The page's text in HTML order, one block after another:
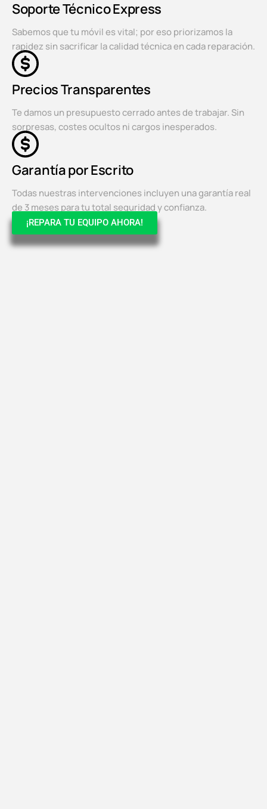
Soporte Técnico Express
Sabemos que tu móvil es vital; por eso priorizamos la
rapidez sin sacrificar la calidad técnica en cada reparación.
Precios Transparentes
Te damos un presupuesto cerrado antes de trabajar. Sin
sorpresas, costes ocultos ni cargos inesperados.
Garantía por Escrito
Todas nuestras intervenciones incluyen una garantía real
de 3 meses para tu total seguridad y confianza.
¡REPARA TU EQUIPO AHORA!